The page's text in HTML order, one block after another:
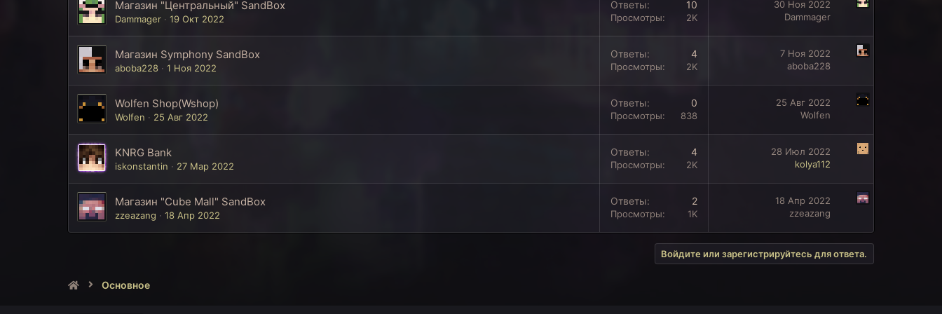
Магазин "Центральный" SandBox
Dammager 19 Окт 2022
Ответы 10
Просмотры 2K
30 Ноя 2022
Dammager
Магазин Symphony SandBox
aboba228 1 Ноя 2022
Ответы 4
Просмотры 2K
7 Ноя 2022
aboba228
Wolfen Shop(Wshop)
Wolfen 25 Авг 2022
Ответы 0
Просмотры 838
25 Авг 2022
Wolfen
KNRG Bank
iskonstantin 27 Мар 2022
Ответы 4
Просмотры 2K
28 Июл 2022
kolya112
Магазин "Cube Mall" SandBox
zzeazang 18 Апр 2022
Ответы 2
Просмотры 1K
18 Апр 2022
zzeazang
Войдите или зарегистрируйтесь для ответа.
Основное